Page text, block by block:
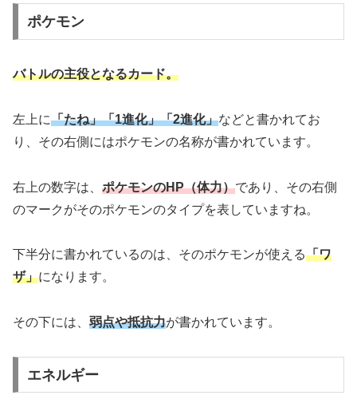
ポケモン
バトルの主役となるカード。
左上に「たね」「1進化」「2進化」などと書かれてお
り、その右側にはポケモンの名称が書かれています。
右上の数字は、 ポケモンのHP（体力）であり、その右側
のマークがそのポケモンのタイプを表していますね。
下半分に書かれているのは、そのポケモンが使える「ワ
ザ」になります。
その下には、 弱点や抵抗力が書かれています。
エネルギー